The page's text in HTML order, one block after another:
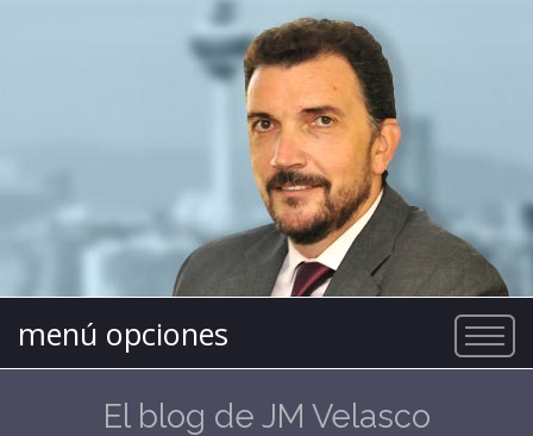
menú opciones
El blog de JM Velasco